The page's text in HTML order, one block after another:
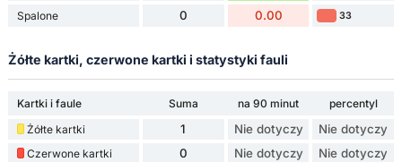
Spalone 0 0.00 33
Żółte kartki, czerwone kartki i statystyki fauli
Kartki i faule Suma na 90 minut
percentyl
Żółte kartki
1 Nie dotyczy Nie dotyczy
Czerwone kartki 0 Nie dotyczy Nie dotyczy